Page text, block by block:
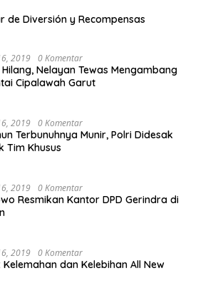
de Diversión y Recompensas
2019 0 Komentar
Hilang, Nelayan Tewas Mengambang
Cipalawah Garut
2019 0 Komentar
Terbunuhnya Munir, Polri Didesak
Tim Khusus
2019 0 Komentar
Resmikan Kantor DPD Gerindra di
2019 0 Komentar
Kelemahan dan Kelebihan All New